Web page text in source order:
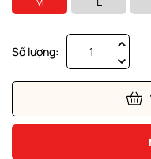
Số lượng: